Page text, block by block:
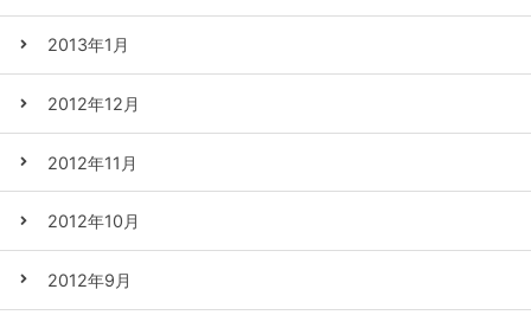
2013年1月
2012年12月
2012年11月
2012年10月
2012年9月